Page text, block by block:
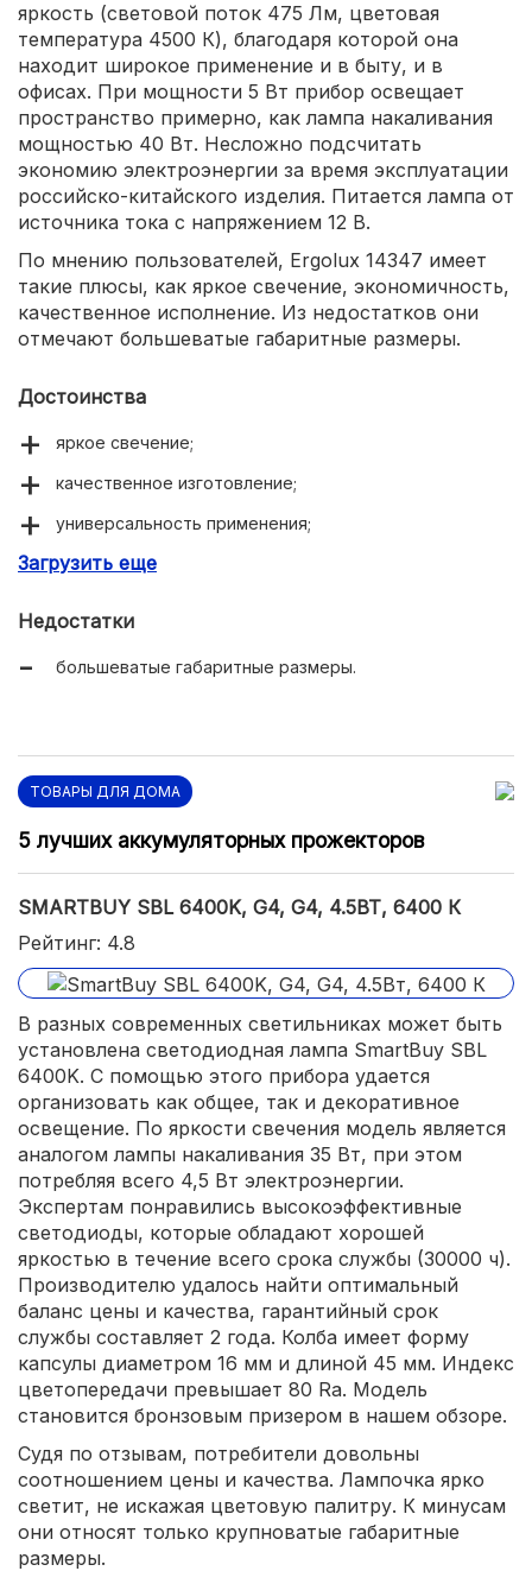
яркость (световой поток 475 Лм, цветовая
температура 4500 К), благодаря которой она
находит широкое применение и в быту, и в
офисах. При мощности 5 Вт прибор освещает
пространство примерно, как лампа накаливания
мощностью 40 Вт. Несложно подсчитать
экономию электроэнергии за время эксплуатации
российско-китайского изделия. Питается лампа от
источника тока с напряжением 12 В.
По мнению пользователей, Ergolux 14347 имеет
такие плюсы, как яркое свечение, экономичность,
качественное исполнение. Из недостатков они
отмечают большеватые габаритные размеры.
Достоинства
яркое свечение;
качественное изготовление;
универсальность применения;
экономичность.
Загрузить еще
Недостатки
большеватые габаритные размеры.
ТОВАРЫ ДЛЯ ДОМА
5 лучших аккумуляторных прожекторов
SMARTBUY SBL 6400K, G4, G4, 4.5ВТ, 6400 К
Рейтинг: 4.8
В разных современных светильниках может быть
установлена светодиодная лампа SmartBuy SBL
6400K. С помощью этого прибора удается
организовать как общее, так и декоративное
освещение. По яркости свечения модель является
аналогом лампы накаливания 35 Вт, при этом
потребляя всего 4,5 Вт электроэнергии.
Экспертам понравились высокоэффективные
светодиоды, которые обладают хорошей
яркостью в течение всего срока службы (30000 ч).
Производителю удалось найти оптимальный
баланс цены и качества, гарантийный срок
службы составляет 2 года. Колба имеет форму
капсулы диаметром 16 мм и длиной 45 мм. Индекс
цветопередачи превышает 80 Ra. Модель
становится бронзовым призером в нашем обзоре.
Судя по отзывам, потребители довольны
соотношением цены и качества. Лампочка ярко
светит, не искажая цветовую палитру. К минусам
они относят только крупноватые габаритные
размеры.